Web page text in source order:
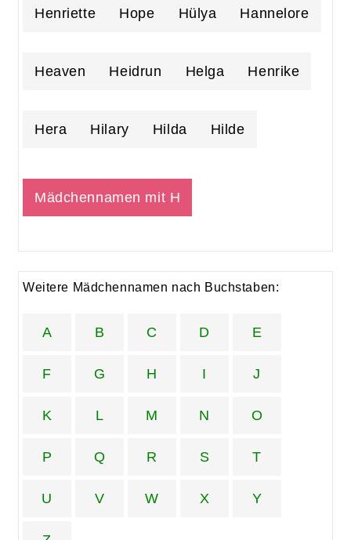
Henriette Hope Hülya Hannelore
Heaven Heidrun Helga Henrike
Hera Hilary Hilda Hilde
Mädchennamen mit H
Weitere Mädchennamen nach Buchstaben:
A B C D E
F G H I J
K L M N O
P Q R S T
U V W X Y